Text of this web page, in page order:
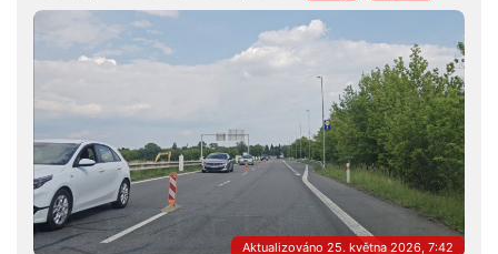
Aktualizováno 25. května 2026, 7:42